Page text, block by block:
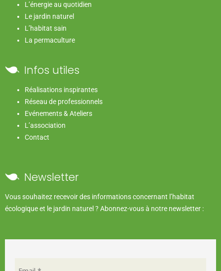
L’énergie au quotidien
Le jardin naturel
L’habitat sain
La permaculture
Infos utiles
Réalisations inspirantes
Réseau de professionnels
Evénements & Ateliers
L’association
Contact
Newsletter
Vous souhaitez recevoir des informations concernant l’habitat
écologique et le jardin naturel ? Abonnez-vous à notre newsletter :